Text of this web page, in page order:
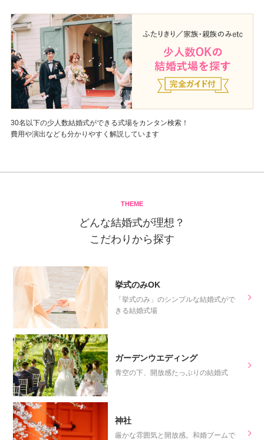
日はお天気
月で寒いか
こともでき
30名以下の少人数結婚式ができる式場をカンタン検索！
費用や演出なども分かりやすく解説しています
THEME
どんな結婚式が理想？
こだわりから探す
挙式のみOK
「挙式のみ」のシンプルな結婚式がで
きる結婚式場
ガーデンウエディング
青空の下、開放感たっぷりの結婚式
神社
厳かな雰囲気と開放感。和婚ブームで